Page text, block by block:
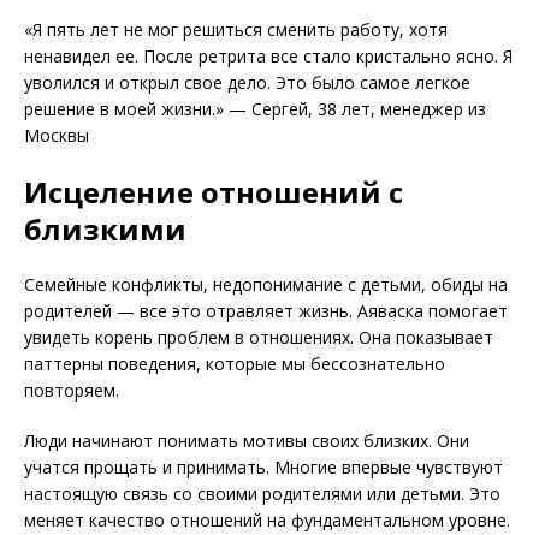
«Я пять лет не мог решиться сменить работу, хотя
ненавидел ее. После ретрита все стало кристально ясно. Я
уволился и открыл свое дело. Это было самое легкое
решение в моей жизни.» — Сергей, 38 лет, менеджер из
Москвы
Исцеление отношений с
близкими
Семейные конфликты, недопонимание с детьми, обиды на
родителей — все это отравляет жизнь. Аяваска помогает
увидеть корень проблем в отношениях. Она показывает
паттерны поведения, которые мы бессознательно
повторяем.
Люди начинают понимать мотивы своих близких. Они
учатся прощать и принимать. Многие впервые чувствуют
настоящую связь со своими родителями или детьми. Это
меняет качество отношений на фундаментальном уровне.